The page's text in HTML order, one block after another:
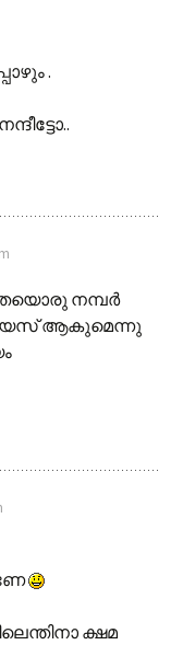
.
നമ്പര്‍
ആകുമെന്നു
ക്ഷമ